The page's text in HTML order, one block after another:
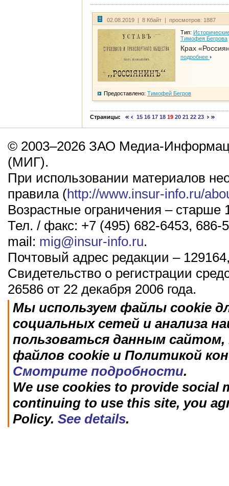
02.08.2019 | 8 Кбайт | просмотров: 1887
Тип:
Тимофея Бегрова
Крах
подробнее
Предоставлено: Тимофей Бегров
Страницы: 15 16 17 18 19 20 21 22 23
© 2003–2026 ЗАО Медиа-
(МИГ).
При использовании материалов
правила (http://www.insur-info.ru/
Возрастные ограничения – старше
Тел. / факс: +7 (495) 682-6453, 686-
mail: mig@insur-info.ru.
Почтовый адрес редакции –
Свидетельство о регистрации
26586 от 22 декабря 2006 года.
Мы используем файлы cookie
социальных сетей и анализа
пользоваться данным
файлов cookie и Политикой
Смотрите подробности.
We use cookies to provide social
continuing to use this site, you
Policy. See details.